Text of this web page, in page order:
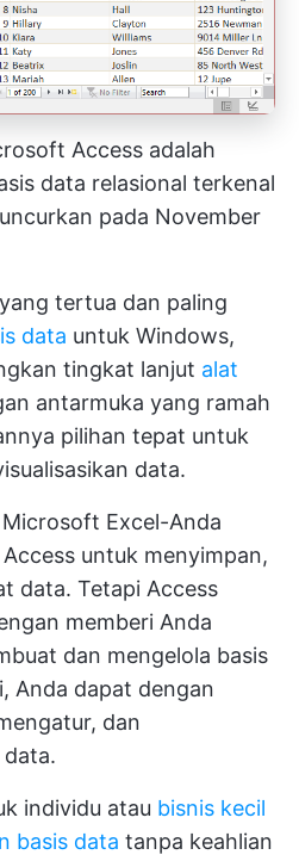
Access adalah
data relasional terkenal
pada November
tertua dan paling
data untuk Windows,
tingkat lanjut alat
antarmuka yang ramah
pilihan tepat untuk
data.
Excel-Anda
untuk menyimpan,
data. Tetapi Access
memberi Anda
dan mengelola basis
Anda dapat dengan
dan
data.
individu atau bisnis kecil
basis data tanpa keahlian